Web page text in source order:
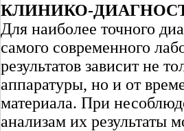
КЛИНИКО-
Для наиболее точного
самого современного
результатов зависит не
аппаратуры, но и от
материала. При
анализам их результаты